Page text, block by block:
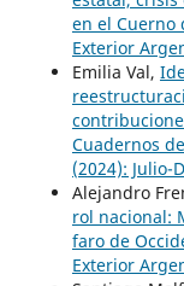
en el Cuerno
Exterior
Emilia Val,
Cuadernos
(2024): Julio-
Alejandro
rol nacional:
faro de
Exterior